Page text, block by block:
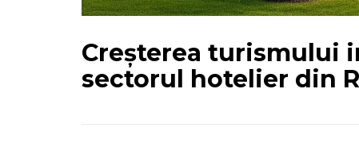
Creșterea turismului
sectorul hotelier din